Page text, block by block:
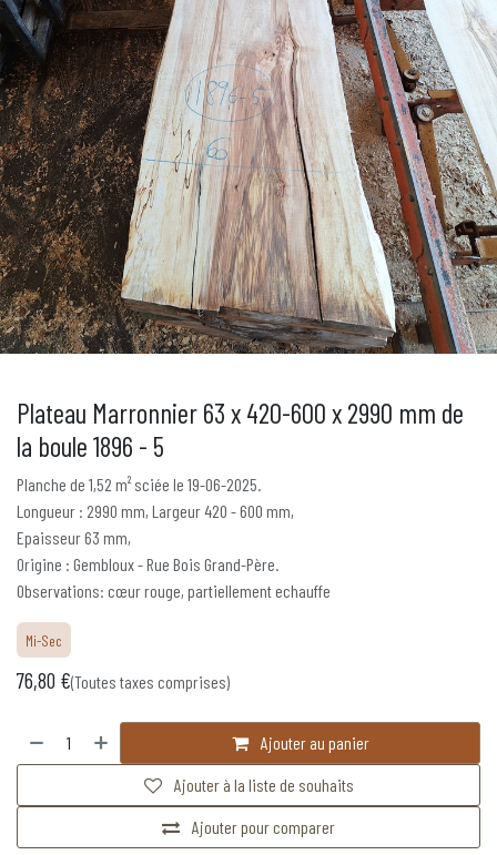
Plateau Marronnier 63 x 420-600 x 2990 mm de
la boule 1896 - 5
Planche de 1,52 m² sciée le 19-06-2025.
Longueur : 2990 mm, Largeur 420 - 600 mm,
Epaisseur 63 mm,
Origine : Gembloux - Rue Bois Grand-Père.
Observations: cœur rouge, partiellement echauffe
Mi-Sec
76,80 €(Toutes taxes comprises)
Ajouter au panier
Ajouter pour comparer
Ajouter à la liste de souhaits